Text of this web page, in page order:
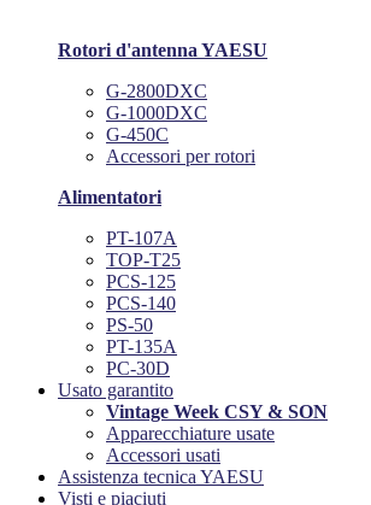
Rotori d'antenna YAESU
G-2800DXC
G-1000DXC
G-450C
Accessori per rotori
Alimentatori
PT-107A
TOP-T25
PCS-125
PCS-140
PS-50
PT-135A
PC-30D
Usato garantito
Vintage Week CSY & SON
Apparecchiature usate
Accessori usati
Assistenza tecnica YAESU
Visti e piaciuti